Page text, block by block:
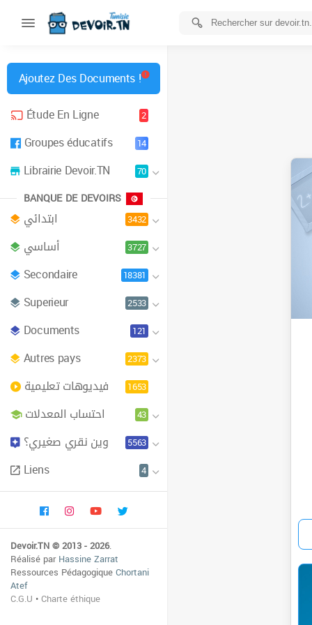
Ajoutez Des Documents !
Étude En Ligne
2
Groupes éducatifs 14
Librairie Devoir.TN 70
BANQUE DE DEVOIRS
ابتدائي 3432
أساسي 3727
Secondaire 18381
Superieur 2533
Documents 121
Autres pays 2373
فيديوهات تعليمية 1653
احتساب المعدلات 43
وين نقري صغيري؟ 5563
Liens 4
Devoir.TN © 2013 - 2026.
Réalisé parHassine Zarrat
Ressources PédagogiqueChortani
Atef
C.G.U •Charte éthique